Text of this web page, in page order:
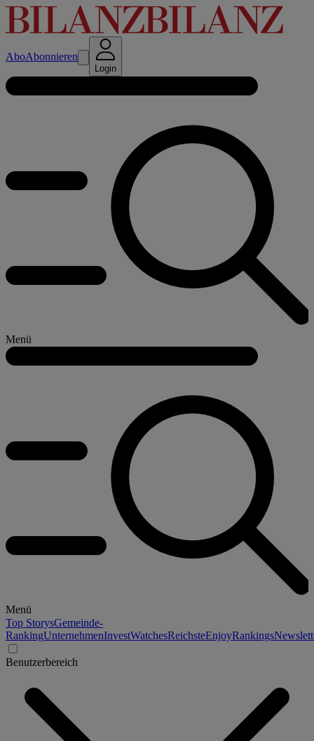
AboAbonnieren
Login
Menü
Menü
Top StorysGemeinde-
RankingUnternehmenInvestWatchesReichsteEnjoyRankings
Benutzerbereich